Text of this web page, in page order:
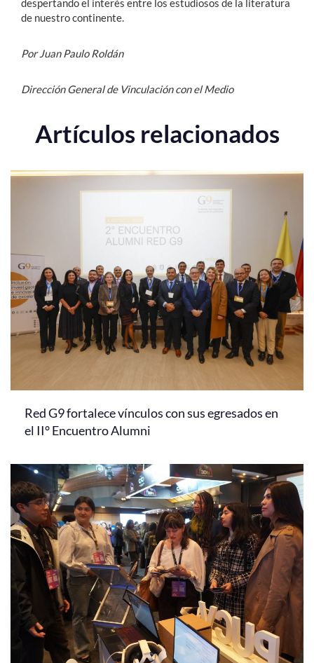
despertando el interés entre los estudiosos de la literatura
de nuestro continente.
Por Juan Paulo Roldán
Dirección General de Vinculación con el Medio
Artículos relacionados
Red G9 fortalece vínculos con sus egresados en
el II° Encuentro Alumni